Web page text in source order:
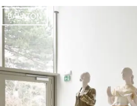
BALATON